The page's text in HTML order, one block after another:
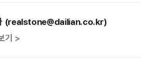
(realstone@dailian.co.kr)
기 >